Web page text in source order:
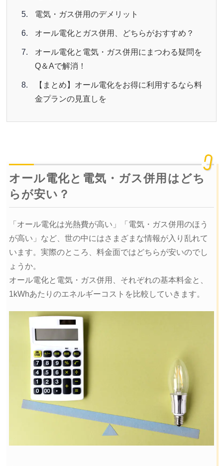
電気・ガス併用のデメリット
オール電化とガス併用、どちらがおすすめ？
オール電化と電気・ガス併用にまつわる疑問を
Q＆Aで解消！
【まとめ】オール電化をお得に利用するなら料
金プランの見直しを
オール電化と電気・ガス併用はどち
らが安い？
「オール電化は光熱費が高い」「電気・ガス併用のほう
が高い」など、世の中にはさまざまな情報が入り乱れて
います。実際のところ、料金面ではどちらが安いのでし
ょうか。
オール電化と電気・ガス併用、それぞれの基本料金と、
1kWhあたりのエネルギーコストを比較していきます。